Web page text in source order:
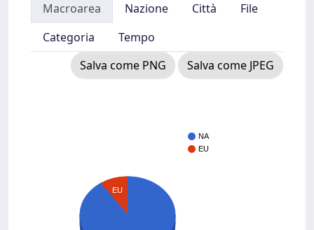
Macroarea Nazione Città
File
Categoria
Tempo
Salva come PNG
Salva come JPEG
NA
EU
EU